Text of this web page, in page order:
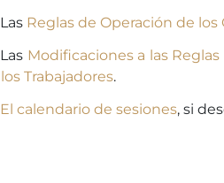
Las Reglas de Operación de
Las Modificaciones a las
los Trabajadores.
El calendario de sesiones, si